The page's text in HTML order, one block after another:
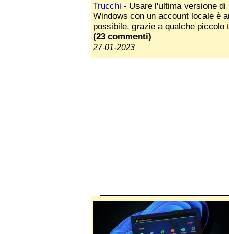
Trucchi - Usare l'ultima versione di
Windows con un account locale è
possibile, grazie a qualche piccolo
(23 commenti)
27-01-2023